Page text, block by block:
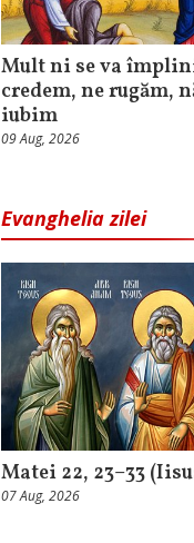
Mult ni se va
credem, ne rugăm,
iubim
09 Aug, 2026
Evanghelia zilei
Matei 22, 23–33
07 Aug, 2026